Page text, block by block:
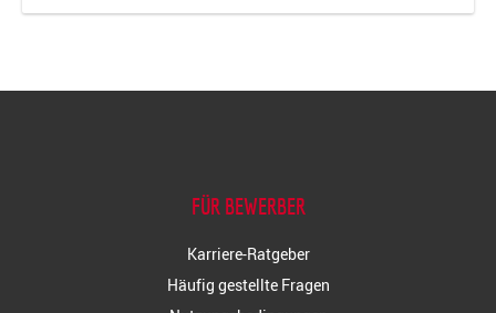
FÜR BEWERBER
Karriere-Ratgeber
Häufig gestellte Fragen